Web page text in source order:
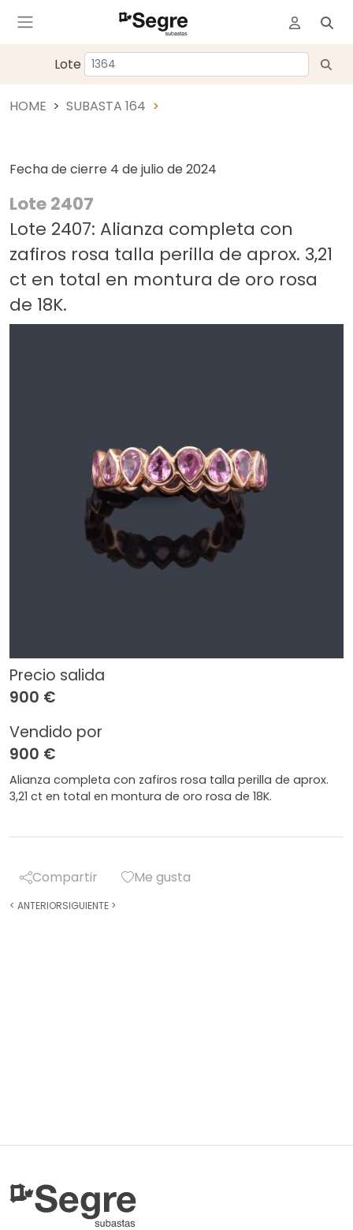
Lote
HOME SUBASTA 164
Fecha de cierre 4 de julio de 2024
Lote 2407
Lote 2407: Alianza completa con
zafiros rosa talla perilla de aprox. 3,21
ct en total en montura de oro rosa
de 18K.
Precio salida
900 €
Vendido por
900 €
Alianza completa con zafiros rosa talla perilla de aprox.
3,21 ct en total en montura de oro rosa de 18K.
Compartir Me gusta
< ANTERIORSIGUIENTE >